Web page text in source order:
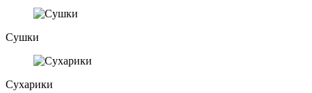
Сушки
Сухарики